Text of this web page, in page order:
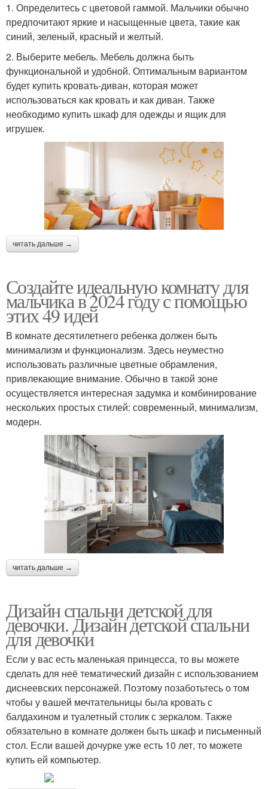
1. Определитесь с цветовой гаммой. Мальчики обычно
предпочитают яркие и насыщенные цвета, такие как
синий, зеленый, красный и желтый.
2. Выберите мебель. Мебель должна быть
функциональной и удобной. Оптимальным вариантом
будет купить кровать-диван, которая может
использоваться как кровать и как диван. Также
необходимо купить шкаф для одежды и ящик для
игрушек.
читать дальше →
Создайте идеальную комнату для
мальчика в 2024 году с помощью
этих 49 идей
В комнате десятилетнего ребенка должен быть
минимализм и функционализм. Здесь неуместно
использовать различные цветные обрамления,
привлекающие внимание. Обычно в такой зоне
осуществляется интересная задумка и комбинирование
нескольких простых стилей: современный, минимализм,
модерн.
читать дальше →
Дизайн спальни детской для
девочки. Дизайн детской спальни
для девочки
Если у вас есть маленькая принцесса, то вы можете
сделать для неё тематический дизайн с использованием
диснеевских персонажей. Поэтому позаботьтесь о том
чтобы у вашей мечтательницы была кровать с
балдахином и туалетный столик с зеркалом. Также
обязательно в комнате должен быть шкаф и письменный
стол. Если вашей дочурке уже есть 10 лет, то можете
купить ей компьютер.